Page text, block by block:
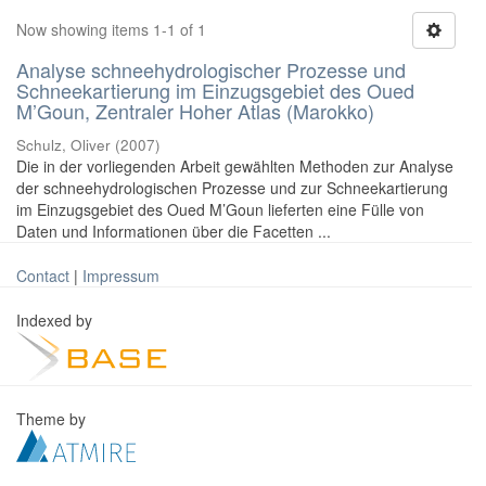
Now showing items 1-1 of 1
Analyse schneehydrologischer Prozesse und
Schneekartierung im Einzugsgebiet des Oued
M’Goun, Zentraler Hoher Atlas (Marokko)
Schulz, Oliver (2007)
Die in der vorliegenden Arbeit gewählten Methoden zur Analyse
der schneehydrologischen Prozesse und zur Schneekartierung
im Einzugsgebiet des Oued M’Goun lieferten eine Fülle von
Daten und Informationen über die Facetten ...
Contact | Impressum
Indexed by
Theme by